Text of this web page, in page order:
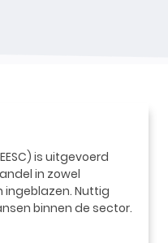
is uitgevoerd
in zowel
ingeblazen. Nuttig
binnen de sector.